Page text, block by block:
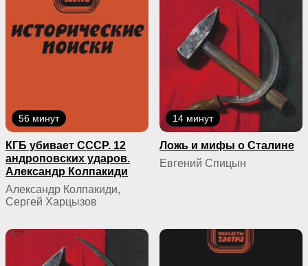
56 минут
КГБ yбивaeт СССР. 12
андроповских ударов.
Александр Колпакиди
Александр Колпакиди,
Сергей Харцызов
14 минут
Ложь и мифы о Сталине
Евгений Спицын